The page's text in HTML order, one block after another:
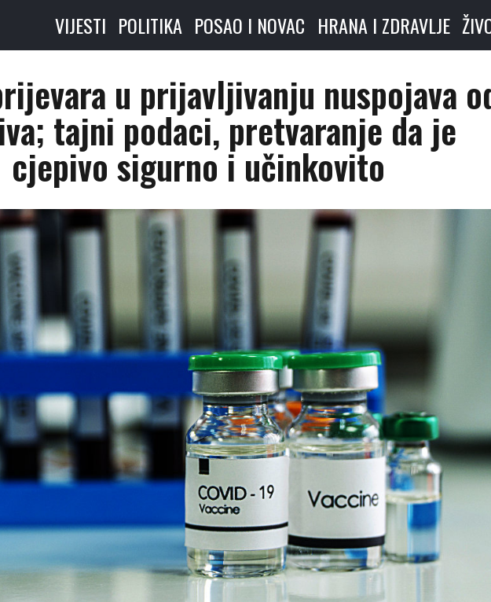
VIJESTI POLITIKA POSAO I NOVAC HRANA I ZDRAVLJE
u prijavljivanju nuspojava
tajni podaci, pretvaranje da je
cjepivo sigurno i učinkovito